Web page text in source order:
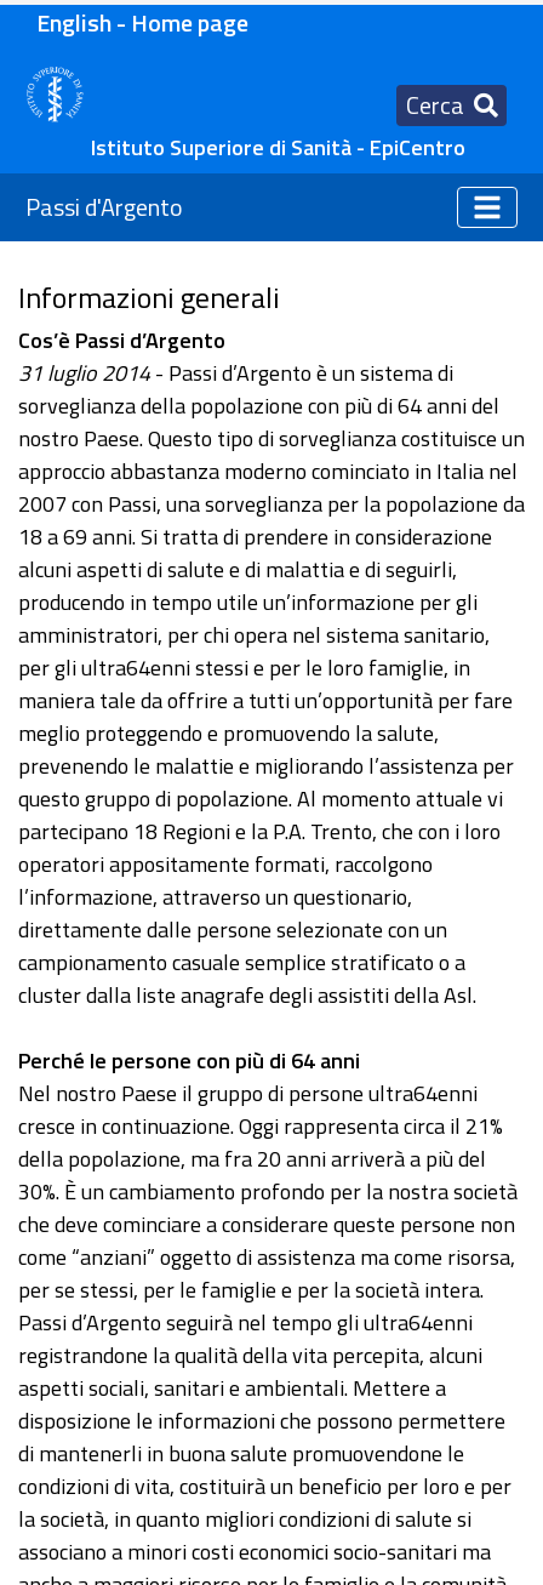
English - Home page
Cerca
Istituto Superiore di Sanità - EpiCentro
Passi d'Argento
Informazioni generali
Cos’è Passi d’Argento
31 luglio 2014- Passi d’Argento è un sistema di
sorveglianza della popolazione con più di 64 anni del
nostro Paese. Questo tipo di sorveglianza costituisce un
approccio abbastanza moderno cominciato in Italia nel
2007 con Passi, una sorveglianza per la popolazione da
18 a 69 anni. Si tratta di prendere in considerazione
alcuni aspetti di salute e di malattia e di seguirli,
producendo in tempo utile un’informazione per gli
amministratori, per chi opera nel sistema sanitario,
per gli ultra64enni stessi e per le loro famiglie, in
maniera tale da offrire a tutti un’opportunità per fare
meglio proteggendo e promuovendo la salute,
prevenendo le malattie e migliorando l’assistenza per
questo gruppo di popolazione. Al momento attuale vi
partecipano 18 Regioni e la P.A. Trento, che con i loro
operatori appositamente formati, raccolgono
l’informazione, attraverso un questionario,
direttamente dalle persone selezionate con un
campionamento casuale semplice stratificato o a
cluster dalla liste anagrafe degli assistiti della Asl.
Perché le persone con più di 64 anni
Nel nostro Paese il gruppo di persone ultra64enni
cresce in continuazione. Oggi rappresenta circa il 21%
della popolazione, ma fra 20 anni arriverà a più del
30%. È un cambiamento profondo per la nostra società
che deve cominciare a considerare queste persone non
come “anziani” oggetto di assistenza ma come risorsa,
per se stessi, per le famiglie e per la società intera.
Passi d’Argento seguirà nel tempo gli ultra64enni
registrandone la qualità della vita percepita, alcuni
aspetti sociali, sanitari e ambientali. Mettere a
disposizione le informazioni che possono permettere
di mantenerli in buona salute promuovendone le
condizioni di vita, costituirà un beneficio per loro e per
la società, in quanto migliori condizioni di salute si
associano a minori costi economici socio-sanitari ma